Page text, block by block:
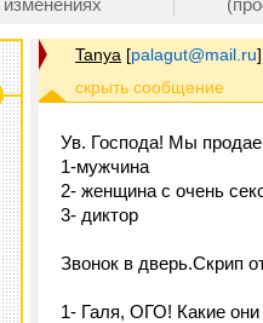
изменениях
Tanya [palagut@mail.ru]
Ув. Господа! Мы
1-мужчина
2- женщина с очень
3- диктор
Звонок в дверь.Скрип
1- Галя, ОГО! Какие